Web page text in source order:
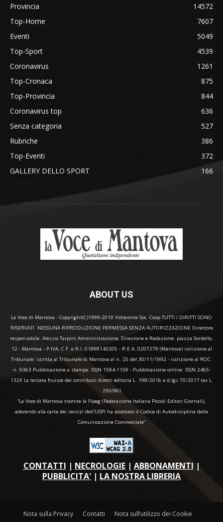
Provincia
14572
Top-Home
7607
Eventi
5049
Top-Sport
4539
Coronavirus
1261
Top-Cronaca
875
Top-Provincia
844
Coronavirus top
636
Senza categoria
527
Rubriche
386
Top-Eventi
372
GALLERY DELLO SPORT
166
ABOUT US
La Voce di Mantova - Copyright(C)1999-2019 Vidiemme Soc. Coop TUTTI I DIRITTI SONO
RISERVATI. NESSUNA RIPRODUZIONE PERMESSA SENZA AUTORIZZAZIONE Direttore
responsabile: Alessio Tarpini Amministrazione, Direzione e Redazione: piazza Sordello,
12 - Mantova - P.IVA, C.F. e R.I. 01898140205 - R.E.A. 0207279 (Mantova) iscrizione al
Tribunale: iscritta al Tribunale di Mantova al n. 25 del 30/11/1992 - iscrizione al ROC:
n. 9363 Pubblicazione a stampa: ISSN 1594-1159 - Pubblicazione online: ISSN 2465-
132X La testata fruisce dei contributi diretti editoria L. 198/2016 e d.lgs 70/2017 (ex L.
250/90)
“La Voce di Mantova tramite la Fipeg (Federazione Italiana Piccoli Editori Giornali),
aderendo alla carta dei servizi dell'USPI ha accettato il Codice di Autodisciplina della
Comunicazione Commerciale"
CONTATTI | NECROLOGIE| ABBONAMENTI |
PUBBLICITA' | LA NOSTRA LIBRERIA
Nota sulla Privacy Contatti
Nota sull’utilizzo dei Cookie